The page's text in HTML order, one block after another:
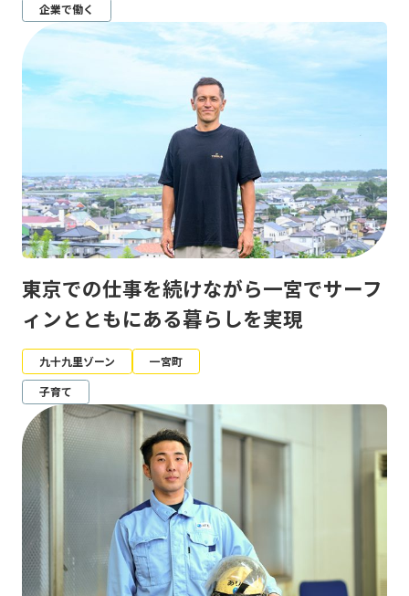
企業で働く
東京での仕事を続けながら一宮でサーフ
ィンとともにある暮らしを実現
九十九里ゾーン
一宮町
子育て